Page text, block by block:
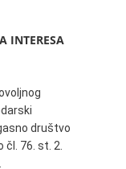
INTERESA
društvo
76. st. 2.